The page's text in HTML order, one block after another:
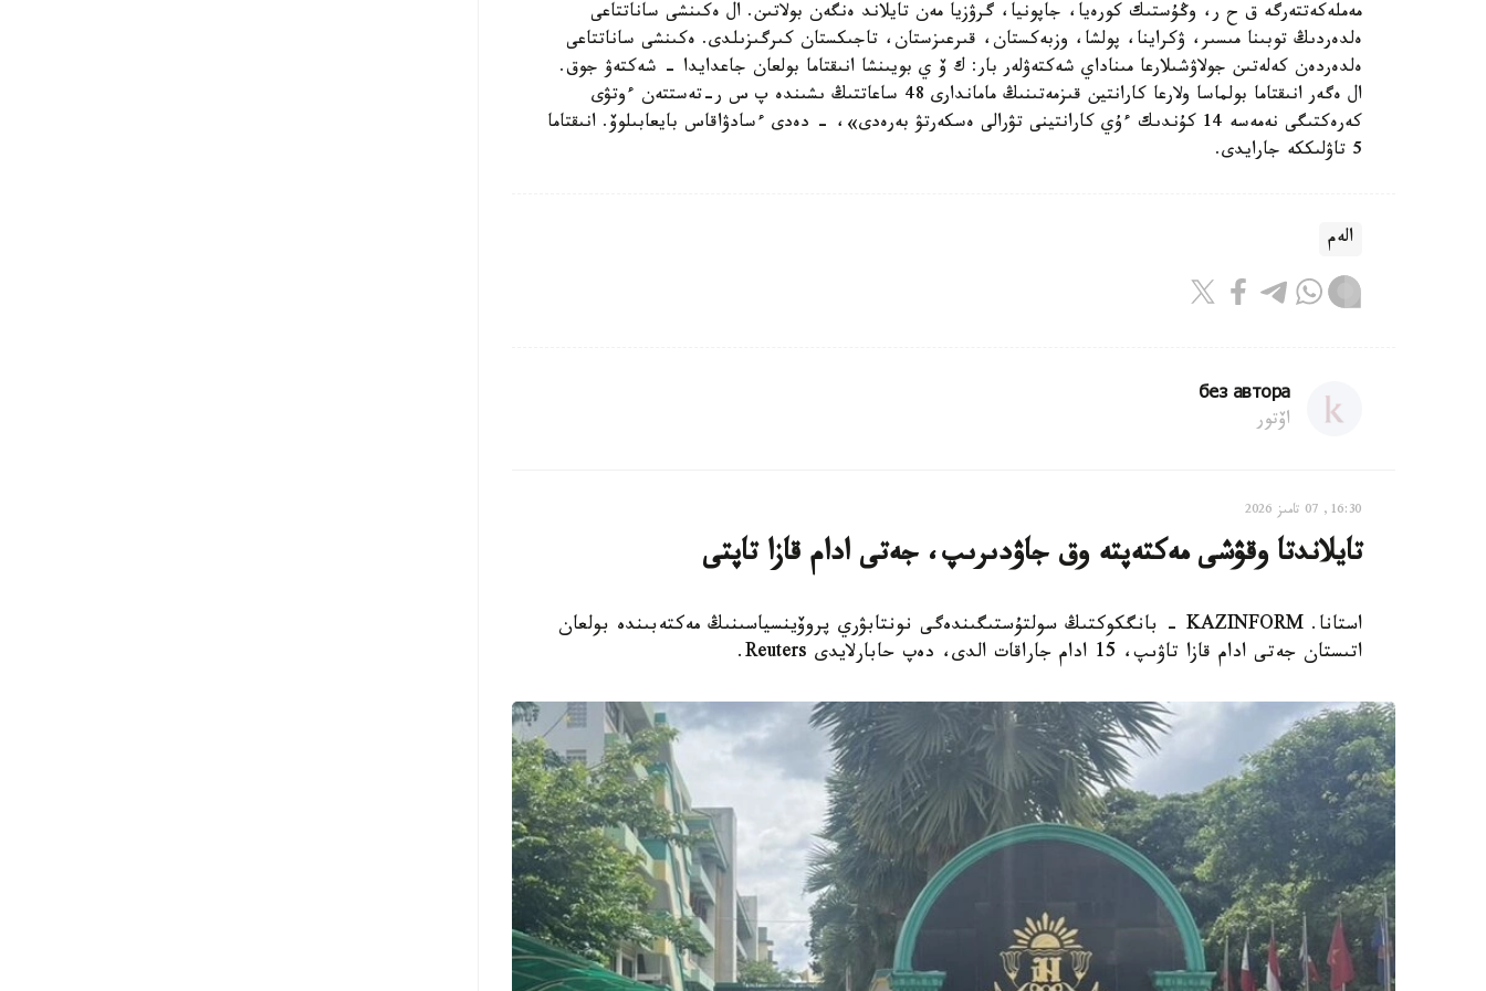
مەملەكەتتەرگە ق ح ر، وڭۇستىك كورەيا، جاپونيا، گرۋزيا مەن تايلاند ەنگەن بولاتىن. ال ەكىنشى ساناتتاعى
ەلدەردىڭ توبىنا مىسىر، ۋكراينا، پولشا، وزبەكستان، قىرعىزستان، تاجىكستان كىرگىزىلدى. ەكىنشى ساناتتاعى
ەلدەردەن كەلەتىن جولاۋشىلارعا مىناداي شەكتەۋلەر بار: ك ۆ ي بويىنشا انىقتاما بولعان جاعدايدا - شەكتەۋ جوق.
ال ەگەر انىقتاما بولماسا ولارعا كارانتين قىزمەتىنىڭ ماماندارى 48 ساعاتتىڭ ىشىندە پ س ر-تەستتەن ءوتۋى
كەرەكتىگى نەمەسە 14 كۇندىك ءۇي كارانتينى تۋرالى ەسكەرتۋ بەرەدى»، - دەدى ءسادۋاقاس بايعابىلوۆ. انىقتاما
5 تاۋلىككە جارايدى.
الەم
без автора
اۆتور
16:30, 07 تامىز 2026
تايلاندتا وقۋشى مەكتەپتە وق جاۋدىرىپ، جەتى ادام قازا تاپتى
استانا. KAZINFORM - بانگكوكتىڭ سولتۇستىگىندەگى نونتابۋري پروۆينسياسىنىڭ مەكتەبىندە بولعان
اتىستان جەتى ادام قازا تاۋىپ، 15 ادام جاراقات الدى، دەپ حابارلايدى Reuters.